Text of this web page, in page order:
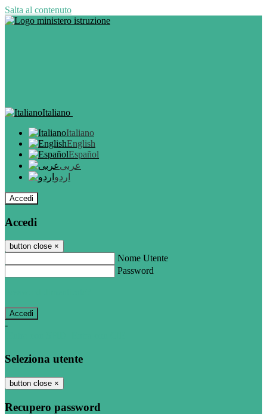
Salta al contenuto
Italiano
Italiano
English
Español
عربى
اردو
Accedi
Accedi
button close ×
Nome Utente
Password
-
Seleziona utente
button close ×
Recupero password